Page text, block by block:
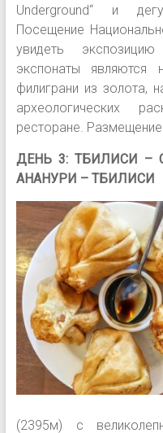
Underground“ и
Посещение
увидеть
экспонаты являются
филиграни из золота,
археологических
ресторане.
ДЕНЬ 3: ТБИЛИСИ –
АНАНУРИ – ТБИЛИСИ
(2395м) с